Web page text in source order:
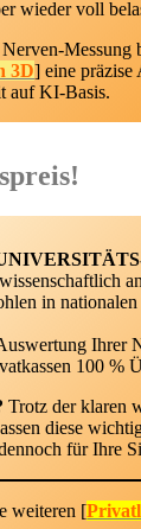
wieder voll
Messung
3D] eine präzise
auf KI-Basis.
in
Ihrer
100 %
Trotz der klaren
diese
für Ihre
weiteren [